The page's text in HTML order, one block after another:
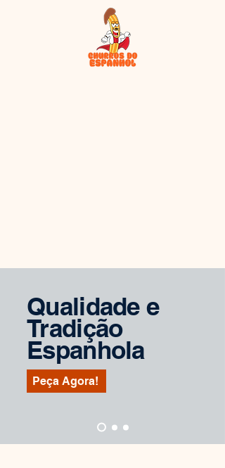
Qualidade e
Tradição
Espanhola
Peça Agora!